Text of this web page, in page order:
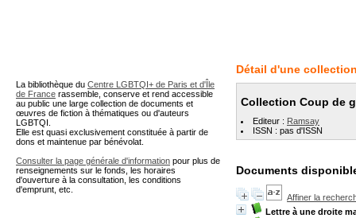
Détail d'une
Collection Coup de
Editeur : Ramsay
ISSN : pas d'ISSN
Documents
Affiner la
Lettre à une droite
La bibliothèque du Centre LGBTQI+ de Paris et d'Île
de France rassemble, conserve et rend accessible
au public une large collection de documents et
œuvres de fiction à thématiques ou d'auteurs
LGBTQI.
Elle est quasi exclusivement constituée à partir de
dons et maintenue par bénévolat.
Consulter la page générale d'information pour plus de
renseignements sur le fonds, les horaires
d'ouverture à la consultation, les conditions
d'emprunt, etc.